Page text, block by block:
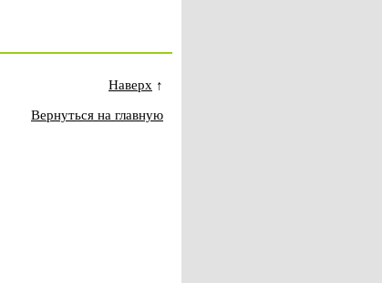
Наверх ↑
Вернуться на главную